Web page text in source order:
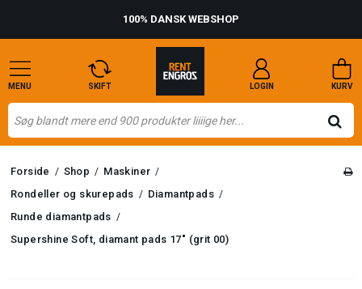
100% DANSK WEBSHOP
MENU SKIFT LOGIN KURV
Forside / Shop / Maskiner /
Rondeller og skurepads / Diamantpads /
Runde diamantpads /
Supershine Soft, diamant pads 17" (grit 00)